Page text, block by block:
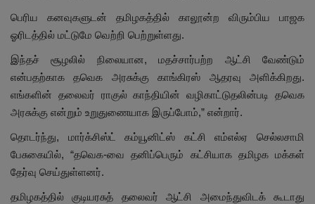
பெரிய கனவுகளுடன் தமிழகத்தில் காலூன்ற விரும்பிய பாஜக
ஓரிடத்தில் மட்டுமே வெற்றி பெற்றுள்ளது.
இந்தச் சூழலில் நிலையான, மதச்சார்பற்ற ஆட்சி வேண்டும்
என்பதற்காக தவெக அரசுக்கு காங்கிரஸ் ஆதரவு அளிக்கிறது.
எங்களின் தலைவர் ராகுல் காந்தியின் வழிகாட்டுதலின்படி தவெக
அரசுக்கு என்றும் உறுதுணையாக இருப்போம்,” என்றார்.
தொடர்ந்து, மார்க்சிஸ்ட் கம்யூனிட்ஸ் கட்சி எம்எல்ஏ செல்லசாமி
பேசுகையில், “தவெக-வை தனிப்பெரும் கட்சியாக தமிழக மக்கள்
தேர்வு செய்துள்ளனர்.
தமிழகத்தில் குடியரசுத் தலைவர் ஆட்சி அமைந்துவிடக் கூடாது